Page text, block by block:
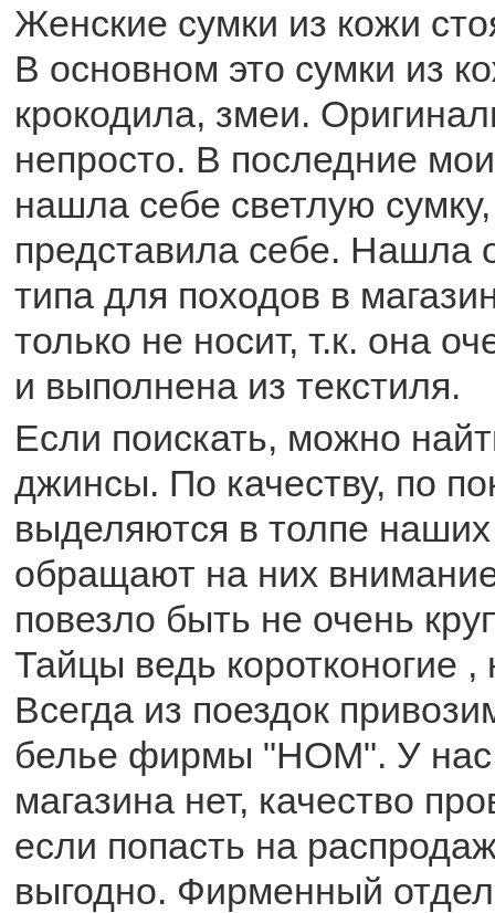
Женские сумки из кожи
В основном это сумки из
крокодила, змеи.
непросто. В последние
нашла себе светлую
представила себе. Нашла
типа для походов в
только не носит, т.к. она
и выполнена из текстиля.
Если поискать, можно
джинсы. По качеству, по
выделяются в толпе
обращают на них
повезло быть не очень
Тайцы ведь коротконогие ,
Всегда из поездок
белье фирмы "HOM". У нас
магазина нет, качество
если попасть на
выгодно. Фирменный